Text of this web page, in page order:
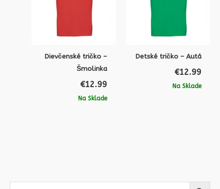
Dievčenské tričko –
Šmolinka
€12.99
Na Sklade
Detské tričko – Autá
€12.99
Na Sklade